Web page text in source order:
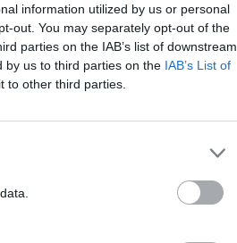
information utilized by us or personal
out. You may separately opt-out of the
parties on the IAB’s list of downstream
by us to third parties on the IAB’s List of
to other third parties.
Rent visuellt är de